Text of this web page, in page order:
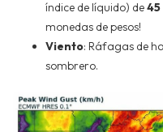
índice de líquido) de45
monedas de pesos!
Viento: Ráfagas de
sombrero.